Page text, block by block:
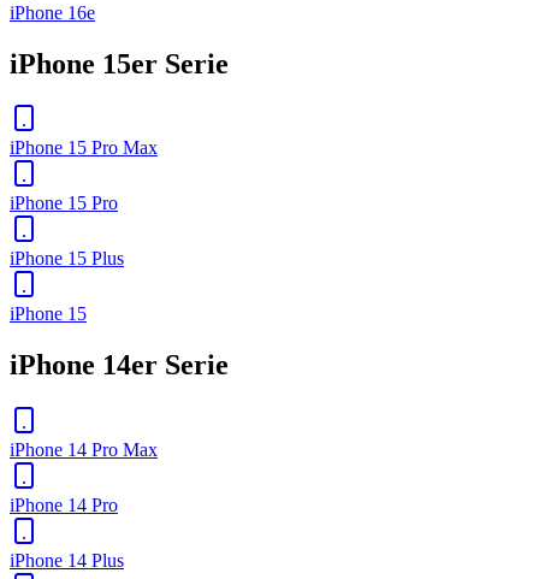
iPhone 16e
iPhone 15er Serie
iPhone 15 Pro Max
iPhone 15 Pro
iPhone 15 Plus
iPhone 15
iPhone 14er Serie
iPhone 14 Pro Max
iPhone 14 Pro
iPhone 14 Plus